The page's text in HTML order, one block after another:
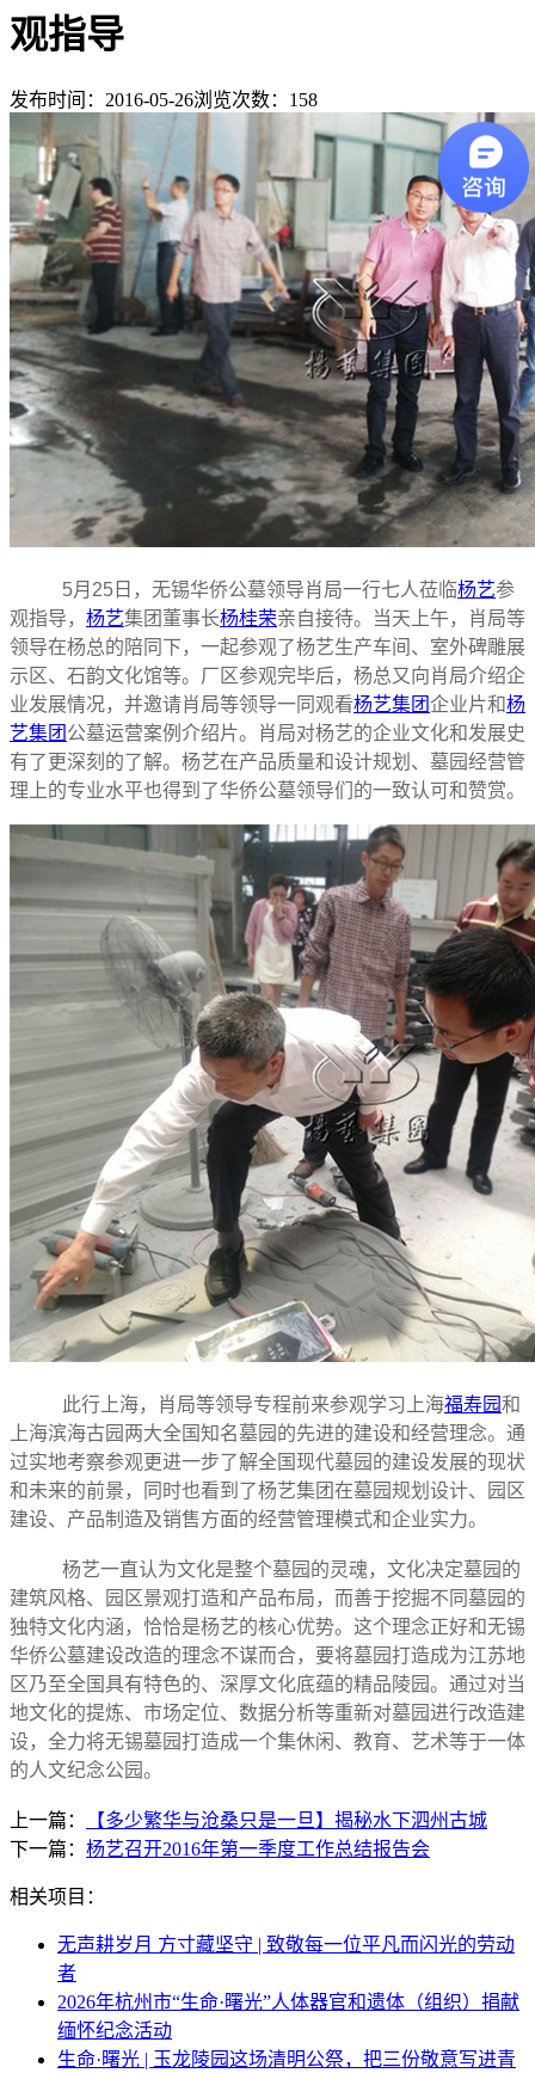
观指导
发布时间：2016-05-26浏览次数： 158
5月25日，无锡华侨公墓领导肖局一行七人莅临杨艺参
观指导， 杨艺集团董事长杨桂荣亲自接待。当天上午，肖局等
领导在杨总的陪同下，一起参观了杨艺生产车间、室外碑雕展
示区、石韵文化馆等。厂区参观完毕后，杨总又向肖局介绍企
业发展情况，并邀请肖局等领导一同观看杨艺集团企业片和杨
艺集团 公墓运营案例介绍片。肖局对杨艺的企业文化和发展史
有了更深刻的了解。杨艺在产品质量和设计规划、墓园经营管
理上的专业水平也得到了华侨公墓领导们的一致认可和赞赏。
此行上海，肖局等领导专程前来参观学习上海福寿园和
上海滨海古园两大全国知名墓园的先进的建设和经营理念。通
过实地考察参观更进一步了解全国现代墓园的建设发展的现状
和未来的前景，同时也看到了杨艺集团在墓园规划设计、园区
建设、产品制造及销售方面的经营管理模式和企业实力。
杨艺一直认为文化是整个墓园的灵魂，文化决定墓园的
建筑风格、园区景观打造和产品布局，而善于挖掘不同墓园的
独特文化内涵，恰恰是杨艺的核心优势。这个理念正好和无锡
华侨公墓建设改造的理念不谋而合，要将墓园打造成为江苏地
区乃至全国具有特色的、深厚文化底蕴的精品陵园。通过对当
地文化的提炼、市场定位、数据分析等重新对墓园进行改造建
设，全力将无锡墓园打造成一个集休闲、教育、艺术等于一体
的人文纪念公园。
上一篇：
【多少繁华与沧桑只是一旦】揭秘水下泗州古城
下一篇： 杨艺召开2016年第一季度工作总结报告会
相关项目：
无声耕岁月 方寸藏坚守 | 致敬每一位平凡而闪光的劳动
者
2026年杭州市“生命·曙光”人体器官和遗体（组织）捐献
缅怀纪念活动
生命·曙光 | 玉龙陵园这场清明公祭，把三份敬意写进青